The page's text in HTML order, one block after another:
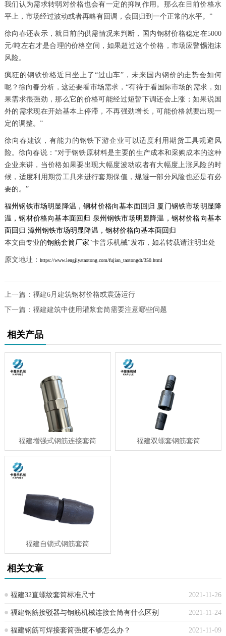
我们认为需求转弱对价格也会有一定的抑制作用。那么在目前价格水
平上，市场经过波动或者再略有回调，会回归到一个正常的水平。”
徐向春还表示，就目前的供需情况来判断，国内钢材价格稳定在5000
元/吨左右才是合理的价格空间，如果超过这个价格，市场应警惕泡沫
风险。
疯狂的钢铁价格近日坐上了“过山车”，未来国内钢价的走势会如何
呢？徐向春分析，这还要看市场需求，“有待于看国际市场的需求，如
果需求很强劲，那么它的价格可能经过短暂下调还会上涨；如果说国
外的需求现在开始基本上停滞，不再强劲增长，可能价格就要出现一
定的调整。”
徐向春建议，有能力的钢铁下游企业可以适度利用期货工具规避风
险。徐向春说：“对于钢铁原材料是主要的生产成本和采购成本的这种
企业来讲，当价格如果要出现大幅度波动或者有大幅度上涨风险的时
候，适度利用期货工具来进行套期保值，规避一部分风险也还是有必
要的。”
福州钢铁市场明显降温，钢材价格向基本面回归 厦门钢铁市场明显降
温，钢材价格向基本面回归 泉州钢铁市场明显降温，钢材价格向基本
面回归 漳州钢铁市场明显降温，钢材价格向基本面回归
本文由专业的钢筋套筒厂家"卡普乐机械"发布，如若转载请注明出处
原文地址： https://www.lengjiyataotong.com/fujian_taotongdt/350.html
上一篇： 福建6月建筑钢材价格或震荡运行
下一篇： 福建建筑中使用灌浆套筒需要注意哪些问题
相关产品
福建增强式钢筋连接套筒 福建双螺套钢筋套筒
福建自锁式钢筋套筒
相关文章
2021-11-26
福建32直螺纹套筒标准尺寸
2021-11-24
福建钢筋接驳器与钢筋机械连接套筒有什么区别
2021-11-09
福建钢筋可焊接套筒强度不够怎么办？